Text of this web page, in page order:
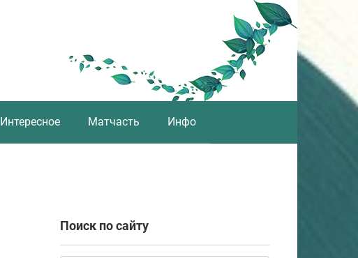
Интересное Матчасть Инфо
Поиск по сайту